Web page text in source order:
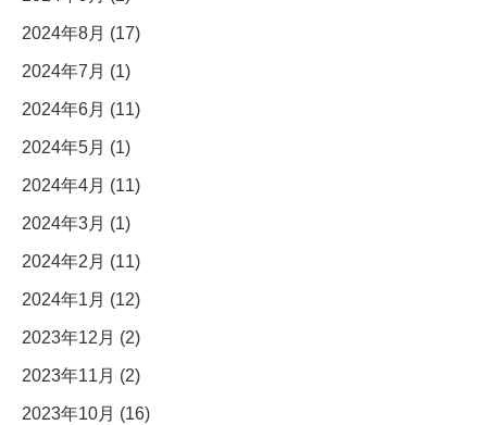
2024年8月 (17)
2024年7月 (1)
2024年6月 (11)
2024年5月 (1)
2024年4月 (11)
2024年3月 (1)
2024年2月 (11)
2024年1月 (12)
2023年12月 (2)
2023年11月 (2)
2023年10月 (16)